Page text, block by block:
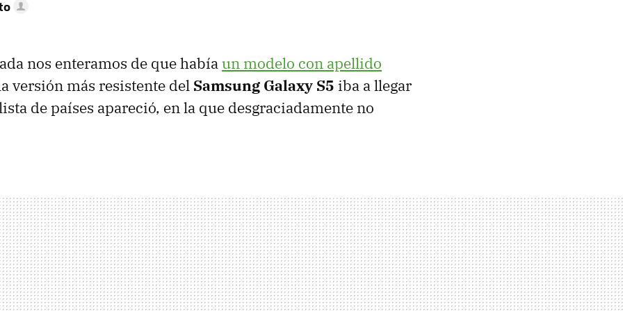
nos enteramos de que habíaun modelo con apellido
versión más resistente del Samsung Galaxy S5 iba a llegar
de países apareció, en la que desgraciadamente no